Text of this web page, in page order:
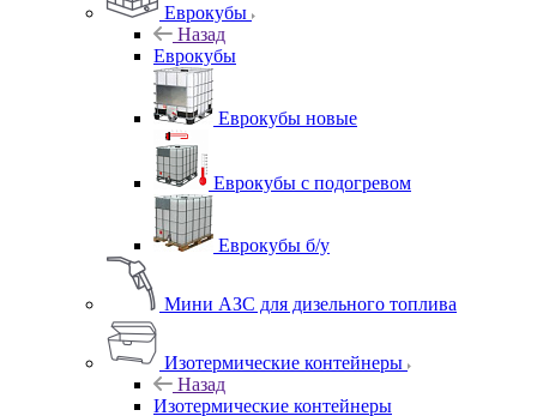
Еврокубы
Назад
Еврокубы
Еврокубы новые
Еврокубы с подогревом
Еврокубы б/у
Мини АЗС для дизельного топлива
Изотермические контейнеры
Назад
Изотермические контейнеры